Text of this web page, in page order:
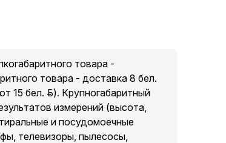
товара -
товара - доставка 8 бел.
15 бел. руб.). Крупногабаритный
измерений (высота,
и посудомоечные
телевизоры, пылесосы,